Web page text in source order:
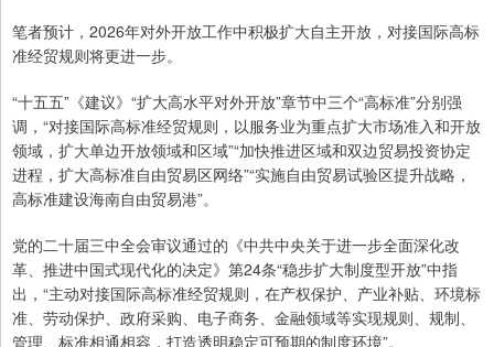
笔者预计，2026年对外开放工作中积极扩大自主开放，对接国际高标
准经贸规则将更进一步。
“十五五”《建议》“扩大高水平对外开放”章节中三个“高标准”分别强
调，“对接国际高标准经贸规则，以服务业为重点扩大市场准入和开放
领域，扩大单边开放领域和区域”“加快推进区域和双边贸易投资协定
进程，扩大高标准自由贸易区网络”“实施自由贸易试验区提升战略，
高标准建设海南自由贸易港”。
党的二十届三中全会审议通过的《中共中央关于进一步全面深化改
革、推进中国式现代化的决定》第24条“稳步扩大制度型开放”中指
出，“主动对接国际高标准经贸规则，在产权保护、产业补贴、环境标
准、劳动保护、政府采购、电子商务、金融领域等实现规则、规制、
管理、标准相通相容，打造透明稳定可预期的制度环境”。